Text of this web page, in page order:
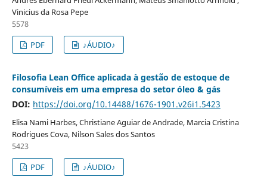
Vinicius da Rosa Pepe
5578
PDF
♪ÁUDIO♪
Filosofia Lean Office aplicada à gestão de estoque de
consumíveis em uma empresa do setor óleo & gás
DOI: https://doi.org/10.14488/1676-1901.v26i1.5423
Elisa Nami Harbes, Christiane Aguiar de Andrade, Marcia Cristina
Rodrigues Cova, Nilson Sales dos Santos
5423
PDF
♪ÁUDIO♪